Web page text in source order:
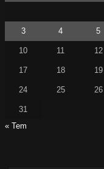
3 4 5
10 11 12
17 18 19
24 25 26
31
« Tem